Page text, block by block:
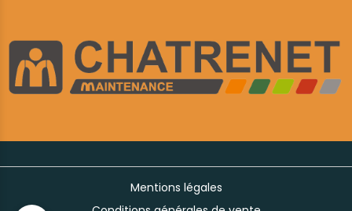
Mentions légales